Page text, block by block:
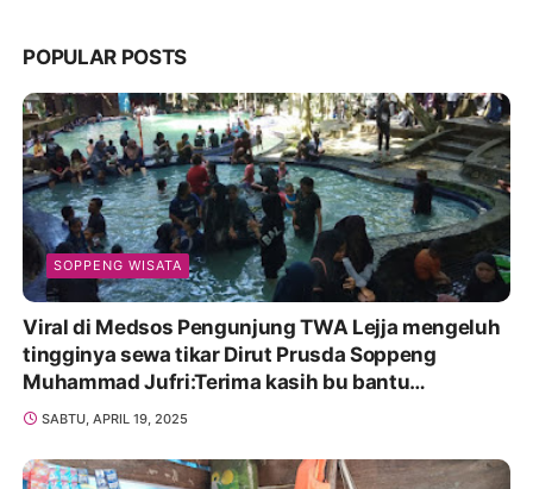
POPULAR POSTS
SOPPENG WISATA
Viral di Medsos Pengunjung TWA Lejja mengeluh
tingginya sewa tikar Dirut Prusda Soppeng
Muhammad Jufri:Terima kasih bu bantu
Promosikan
SABTU, APRIL 19, 2025